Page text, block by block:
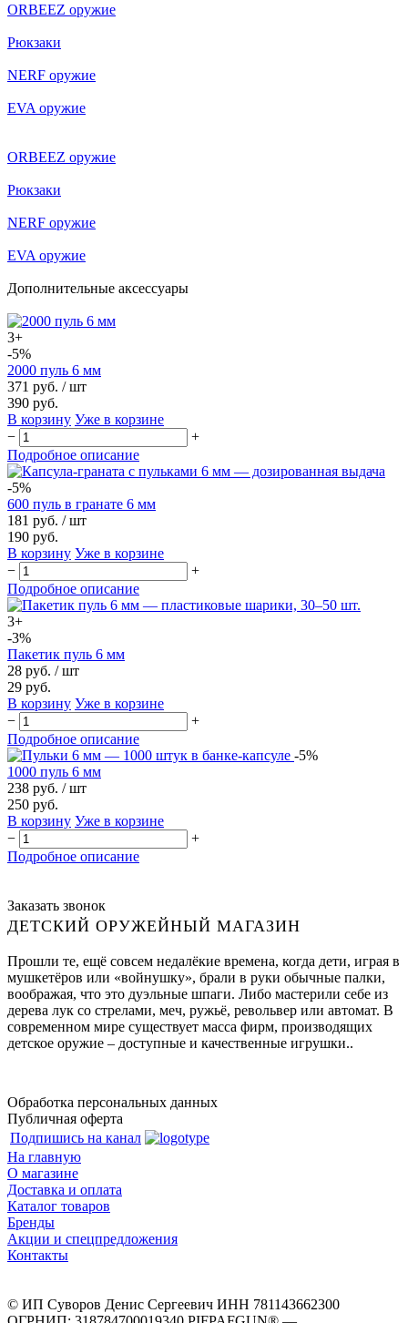
ORBEEZ оружие
Рюкзаки
NERF оружие
EVA оружие
ORBEEZ оружие
Рюкзаки
NERF оружие
EVA оружие
Дополнительные аксессуары
3+
-5%
2000 пуль 6 мм
371 руб. / шт
390 руб.
В корзину Уже в корзине
−
+
Подробное описание
-5%
600 пуль в гранате 6 мм
181 руб. / шт
190 руб.
В корзину Уже в корзине
−
+
Подробное описание
3+
-3%
Пакетик пуль 6 мм
28 руб. / шт
29 руб.
В корзину Уже в корзине
−
+
Подробное описание
-5%
1000 пуль 6 мм
238 руб. / шт
250 руб.
В корзину Уже в корзине
−
+
Подробное описание
Заказать звонок
ДЕТСКИЙ ОРУЖЕЙНЫЙ МАГАЗИН
Прошли те, ещё совсем недалёкие времена, когда дети, играя в
мушкетёров или «войнушку», брали в руки обычные палки,
воображая, что это дуэльные шпаги. Либо мастерили себе из
дерева лук со стрелами, меч, ружьё, револьвер или автомат. В
современном мире существует масса фирм, производящих
детское оружие – доступные и качественные игрушки..
Обработка персональных данных
Публичная оферта
Подпишись на канал
На главную
О магазине
Доставка и оплата
Каталог товаров
Бренды
Акции и спецпредложения
Контакты
© ИП Суворов Денис Сергеевич ИНН 781143662300